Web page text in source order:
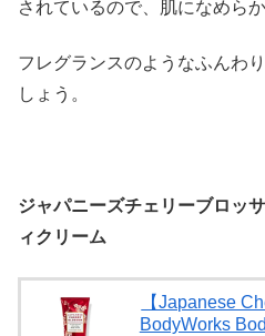
されているので、肌になめら
フレグランスのようなふんわ
しょう。
ジャパニーズチェリーブロッ
ィクリーム
【Japanese
BodyWorks